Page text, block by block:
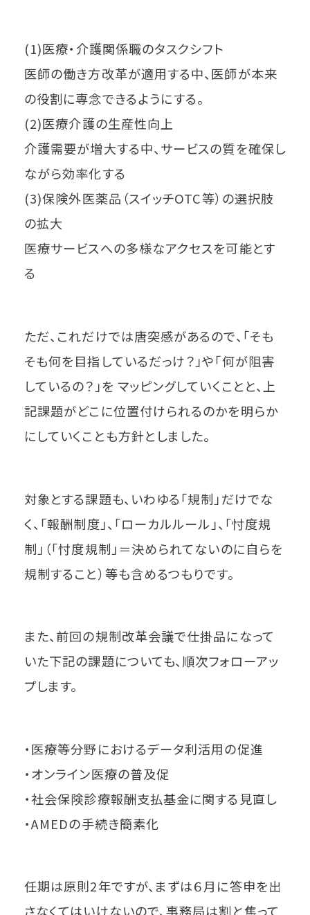
(1)医療・介護関係職のタスクシフト
医師の働き方改革が適用する中、医師が本来
の役割に専念できるようにする。
(2)医療介護の生産性向上
介護需要が増大する中、サービスの質を確保し
ながら効率化する
(3)保険外医薬品（スイッチOTC等）の選択肢
の拡大
医療サービスへの多様なアクセスを可能とす
る
ただ、これだけでは唐突感があるので、「そも
そも何を目指しているだっけ？」や「何が阻害
しているの？」を マッピングしていくことと、上
記課題がどこに位置付けられるのかを明らか
にしていくことも方針としました。
対象とする課題も、いわゆる「規制」だけでな
く、「報酬制度」、「ローカルルール」、「忖度規
制」（「忖度規制」＝決められてないのに自らを
規制すること）等も含めるつもりです。
また、前回の規制改革会議で仕掛品になって
いた下記の課題についても、順次フォローアッ
プします。
・医療等分野におけるデータ利活用の促進
・オンライン医療の普及促
・社会保険診療報酬支払基金に関する見直し
・AMEDの手続き簡素化
任期は原則2年ですが、まずは６月に答申を出
さなくてはいけないので、事務局は割と焦って